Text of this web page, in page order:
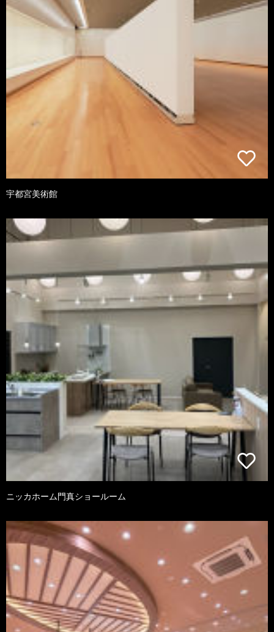
宇都宮美術館
ニッカホーム門真ショールーム